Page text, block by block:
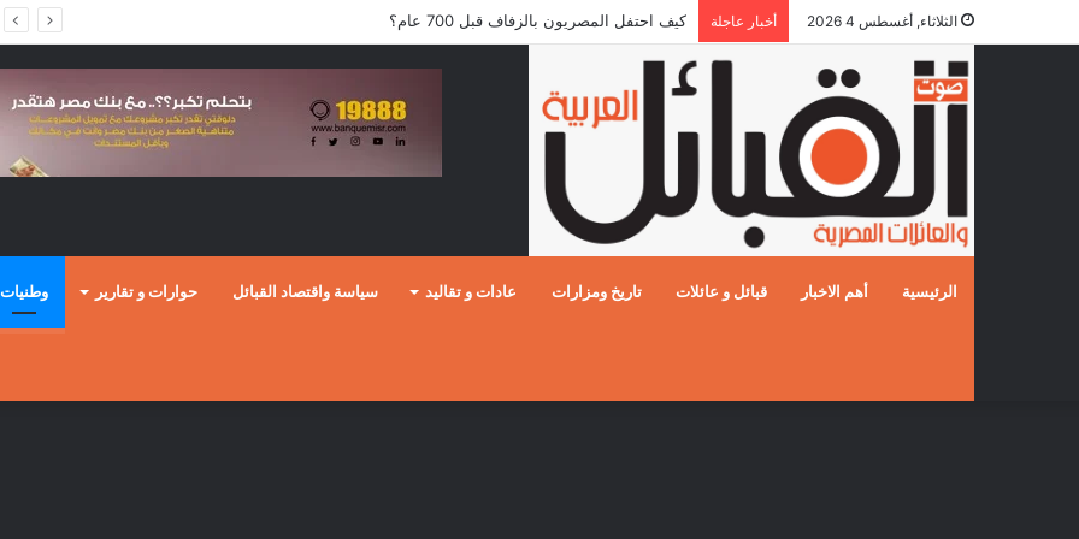
الثلاثاء, أغسطس 4 2026 أخبار عاجلة كيف احتفل المصريون بالزفاف قبل 700 عام؟
الرئيسية أهم الاخبار قبائل و عائلات تاريخ ومزارات عادات و تقاليد سياسة واقتصاد القبائل حوارات و تقارير وطنيات